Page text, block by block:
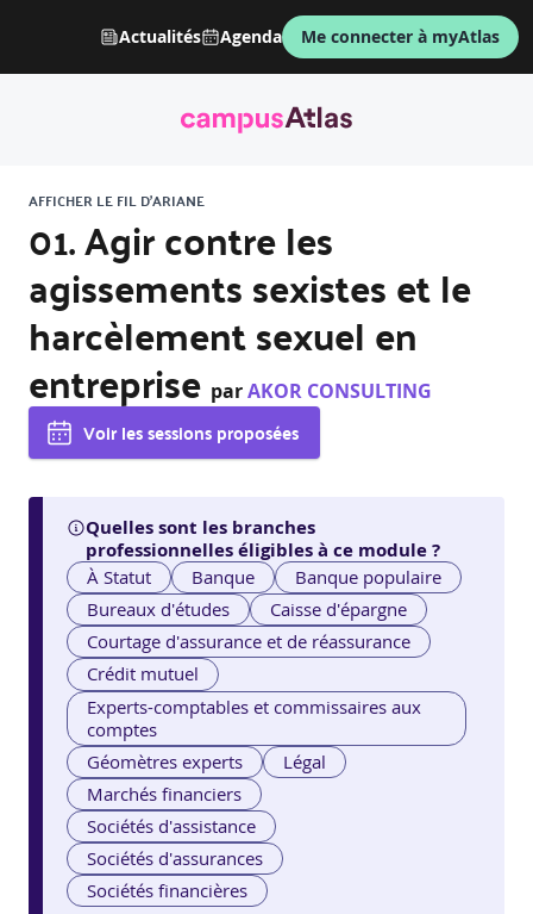
Actualités Agenda Me connecter à myAtlas
AFFICHER LE FIL D'ARIANE
01. Agir contre les
agissements sexistes et le
harcèlement sexuel en
entreprise parAKOR CONSULTING
Voir les sessions proposées
Quelles sont les branches
professionnelles éligibles à ce module ?
À Statut Banque
Banque populaire
Bureaux d'études
Caisse d'épargne
Courtage d'assurance et de réassurance
Crédit mutuel
Experts-comptables et commissaires aux
comptes
Géomètres experts
Légal
Marchés financiers
Sociétés d'assistance
Sociétés d'assurances
Sociétés financières